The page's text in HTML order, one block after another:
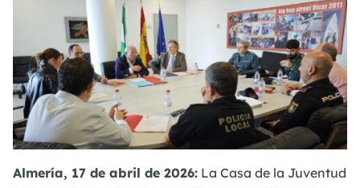
Almería, 17 de abril de 2026: La Casa de la Juventud